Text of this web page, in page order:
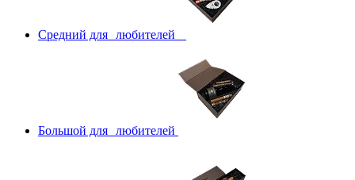
Средний для любителей
Большой для любителей